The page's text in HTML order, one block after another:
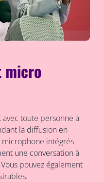
micro
toute personne à
la diffusion en
intégrés
une conversation à
pouvez également